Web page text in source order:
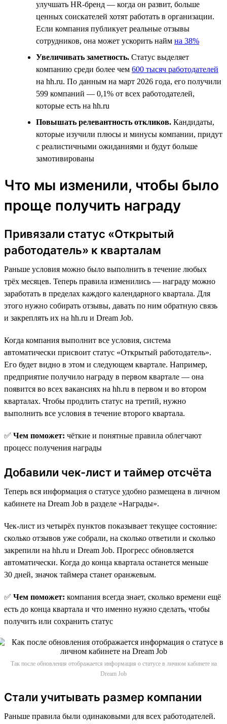
улучшать HR-бренд — когда он развит, больше
ценных соискателей хотят работать в организации.
Если компания публикует реальные отзывы
сотрудников, она может ускорить найм на 38%
Увеличивать заметность. Статус выделяет
компанию среди более чем 600 тысяч работодателей
на hh.ru. По данным на март 2026 года, его получили
599 компаний — 0,1% от всех работодателей,
которые есть на hh.ru
Повышать релевантность откликов. Кандидаты,
которые изучили плюсы и минусы компании, придут
с реалистичными ожиданиями и будут больше
замотивированы
Что мы изменили, чтобы было
проще получить награду
Привязали статус «Открытый
работодатель» к кварталам
Раньше условия можно было выполнить в течение любых
трёх месяцев. Теперь правила изменились — награду можно
заработать в пределах каждого календарного квартала. Для
этого нужно собирать отзывы, давать по ним обратную связь
и закреплять их на hh.ru и Dream Job.
Когда компания выполнит все условия, система
автоматически присвоит статус «Открытый работодатель».
Его будет видно в этом и следующем квартале. Например,
предприятие получило награду в первом квартале — она
появится во всех вакансиях на hh.ru в первом и во втором
кварталах. Чтобы продлить статус на третий, нужно
выполнить все условия в течение второго квартала.
✅ Чем поможет: чёткие и понятные правила облегчают
процесс получения награды
Добавили чек-лист и таймер отсчёта
Теперь вся информация о статусе удобно размещена в личном
кабинете на Dream Job в разделе «Награды».
Чек-лист из четырёх пунктов показывает текущее состояние:
сколько отзывов уже собрали, на сколько ответили и сколько
закрепили на hh.ru и Dream Job. Прогресс обновляется
автоматически. Когда до конца квартала останется меньше
30 дней, значок таймера станет оранжевым.
✅ Чем поможет: компания всегда знает, сколько времени ещё
есть до конца квартала и что именно нужно сделать, чтобы
получить или сохранить статус
Так после обновления отображается информация о статусе в личном кабинете на
Dream Job
Стали учитывать размер компании
Раньше правила были одинаковыми для всех работодателей.